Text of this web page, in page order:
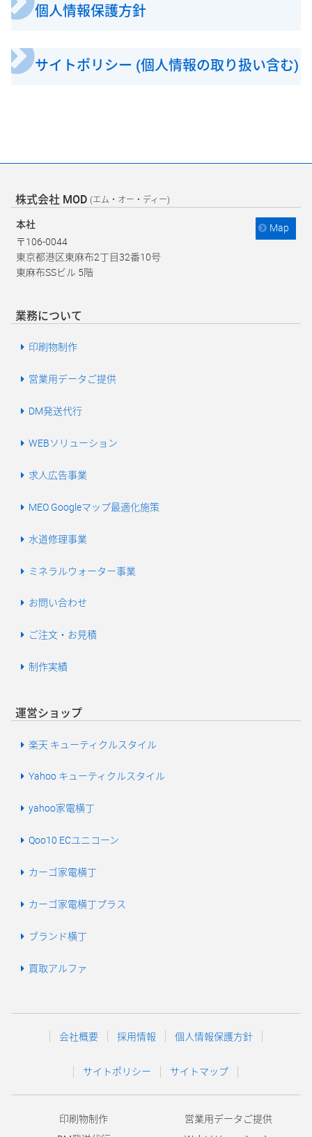
個人情報保護方針
サイトポリシー (個人情報の取り扱い含む)
株式会社 MOD (エム・オー・ディー)
本社
Map
〒106-0044
東京都港区東麻布2丁目32番10号
東麻布SSビル 5階
業務について
印刷物制作
営業用データご提供
DM発送代行
WEBソリューション
求人広告事業
MEO Googleマップ最適化施策
水道修理事業
ミネラルウォーター事業
お問い合わせ
ご注文・お見積
制作実績
運営ショップ
楽天 キューティクルスタイル
Yahoo キューティクルスタイル
yahoo家電横丁
Qoo10 ECユニコーン
カーゴ家電横丁
カーゴ家電横丁プラス
ブランド横丁
買取アルファ
会社概要 採用情報 個人情報保護方針
サイトポリシー サイトマップ
印刷物制作
営業用データご提供